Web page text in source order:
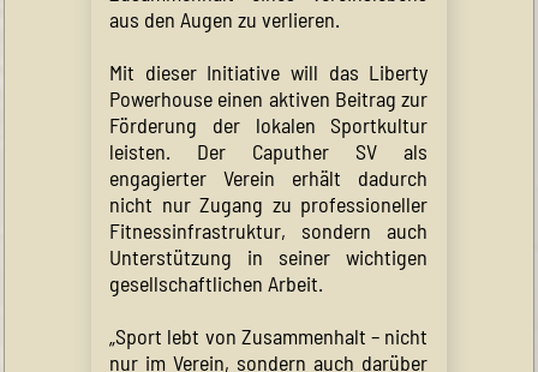
aus den Augen zu verlieren.
Mit dieser Initiative will das Liberty
Powerhouse einen aktiven Beitrag zur
Förderung der lokalen Sportkultur
leisten. Der Caputher SV als
engagierter Verein erhält dadurch
nicht nur Zugang zu professioneller
Fitnessinfrastruktur, sondern auch
Unterstützung in seiner wichtigen
gesellschaftlichen Arbeit.
„Sport lebt von Zusammenhalt – nicht
nur im Verein, sondern auch darüber